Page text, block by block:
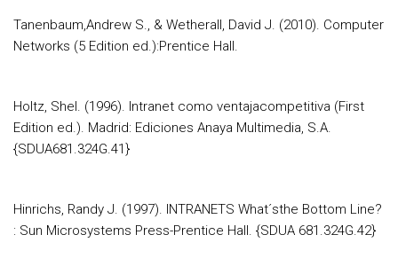
Tanenbaum,Andrew S., & Wetherall, David J. (2010). Computer
Networks (5 Edition ed.):Prentice Hall.
Holtz, Shel. (1996). Intranet como ventajacompetitiva (First
Edition ed.). Madrid: Ediciones Anaya Multimedia, S.A.
{SDUA681.324G.41}
Hinrichs, Randy J. (1997). INTRANETS What´sthe Bottom Line?
: Sun Microsystems Press-Prentice Hall. {SDUA 681.324G.42}